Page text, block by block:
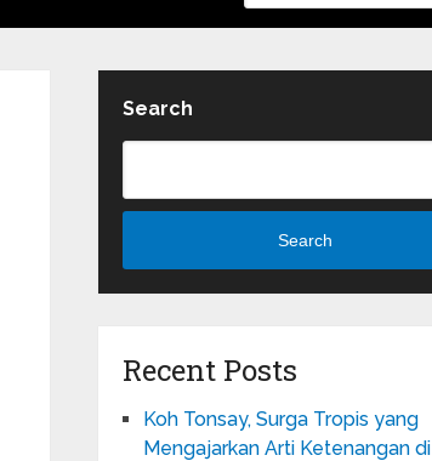
Search
Search
Recent Posts
Koh Tonsay, Surga Tropis yang
Mengajarkan Arti Ketenangan di